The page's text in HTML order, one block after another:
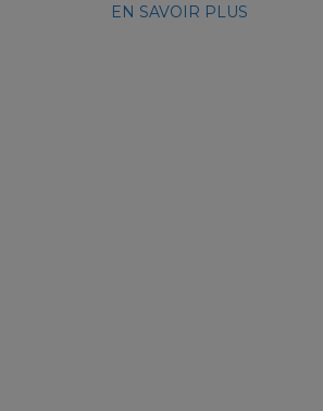
EN SAVOIR PLUS